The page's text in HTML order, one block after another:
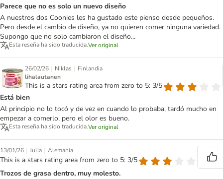
Parece que no es solo un nuevo diseño
A nuestros dos Coonies les ha gustado este pienso desde pequeños.
Pero desde el cambio de diseño, ya no quieren comer ninguna variedad.
Supongo que no solo cambiaron el diseño...
Esta reseña ha sido traducida.Ver original
26/02/26 | Niklas | Finlandia
lihalautanen
This is a stars rating area from zero to 5: 3/5
Está bien
Al principio no lo tocó y de vez en cuando lo probaba, tardó mucho en
empezar a comerlo, pero el olor es bueno.
Esta reseña ha sido traducida.Ver original
13/01/26 | Julia | Alemania
This is a stars rating area from zero to 5: 3/5
Trozos de grasa dentro, muy molesto.